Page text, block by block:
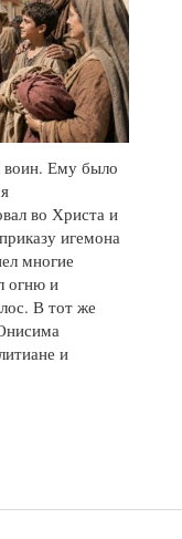
Ему было
во Христа и
игемона
многие
огню и
В тот же
и